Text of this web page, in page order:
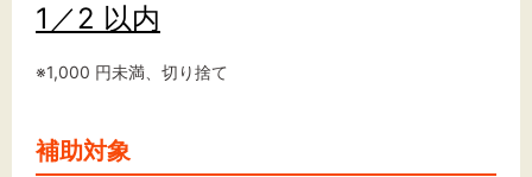
1／2 以内
※1,000 円未満、切り捨て
補助対象